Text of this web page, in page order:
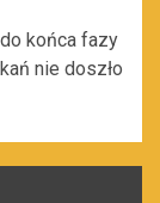
końca fazy
nie doszło